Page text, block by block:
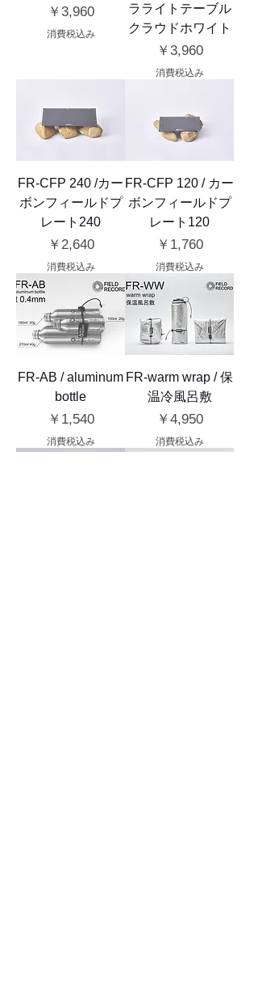
価格
￥3,960
消費税込み
ラライトテーブル
クラウドホワイト
価格
￥3,960
消費税込み
FR-CFP 240 /カー
ボンフィールドプ
レート240
価格
￥2,640
消費税込み
FR-CFP 120 / カー
ボンフィールドプ
レート120
価格
￥1,760
消費税込み
FR-AB / aluminum
bottle
価格
￥1,540
消費税込み
FR-warm wrap / 保
温冷風呂敷
価格
￥4,950
消費税込み